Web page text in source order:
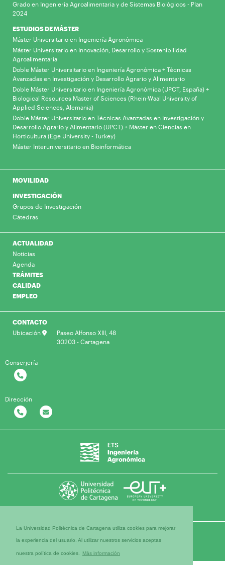
La Universidad Politécnica de Cartagena utiliza cookies para mejorar
la experiencia del usuario. Al utilizar nuestros servicios aceptas
nuestra política de cookies. Más información
Grado en Ingeniería Agroalimentaria y de Sistemas Biológicos - Plan
2024
ESTUDIOS DE MÁSTER
Máster Universitario en Ingeniería Agronómica
Máster Universitario en Innovación, Desarrollo y Sostenibilidad
Agroalimentaria
Doble Máster Universitario en Ingeniería Agronómica + Técnicas
Avanzadas en Investigación y Desarrollo Agrario y Alimentario
Doble Máster Universitario en Ingeniería Agronómica (UPCT, España) +
Biological Resources Master of Sciences (Rhein-Waal University of
Applied Sciences, Alemania)
Doble Máster Universitario en Técnicas Avanzadas en Investigación y
Desarrollo Agrario y Alimentario (UPCT) + Máster en Ciencias en
Horticultura (Ege University - Turkey)
Máster Interuniversitario en Bioinformática
MOVILIDAD
INVESTIGACIÓN
Grupos de Investigación
Cátedras
ACTUALIDAD
Noticias
Agenda
TRÁMITES
CALIDAD
EMPLEO
CONTACTO
Ubicación
Paseo Alfonso XIII, 48
30203 - Cartagena
Conserjería
Dirección